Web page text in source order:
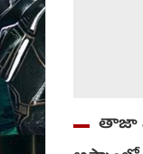
తాజా